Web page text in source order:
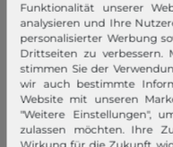
Unsere Stores
Mein Konto
Login
Neukunde?
Informationen
Funktionalität unserer
analysieren und Ihre
personalisierter Werbung
Drittseiten zu verbessern.
stimmen Sie der
wir auch bestimmte
Website mit unseren
"Weitere Einstellungen",
zulassen möchten. Ihre